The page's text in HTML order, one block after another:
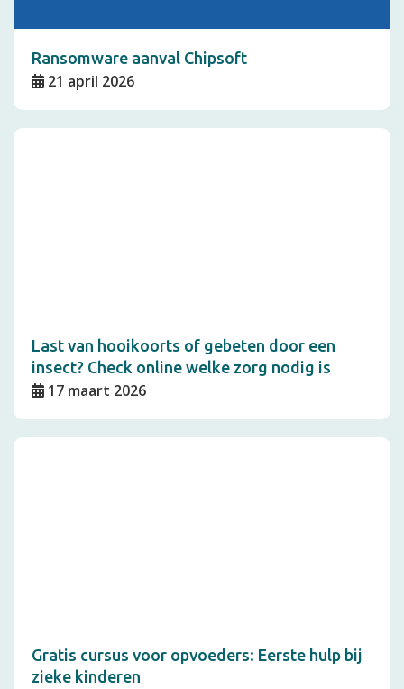
Ransomware aanval Chipsoft
21 april 2026
Last van hooikoorts of gebeten door een
insect? Check online welke zorg nodig is
17 maart 2026
Gratis cursus voor opvoeders: Eerste hulp bij
zieke kinderen